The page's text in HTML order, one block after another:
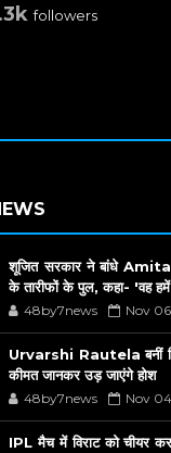
followers
शूजित सरकार ने बांधे
के तारीफों के पुल, कहा- 'वह हमें
48by7news Nov
Urvarshi Rautela बनीं
कीमत जानकर उड़ जाएंगे होश
48by7news Nov
IPL मैच में विराट को चीयर